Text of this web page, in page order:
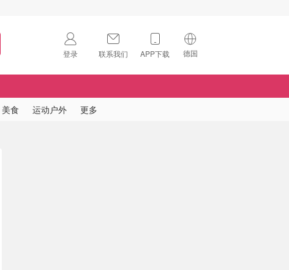
登录 联系我们 APP下载 德国
🇺🇸
美食 运动户外 更多